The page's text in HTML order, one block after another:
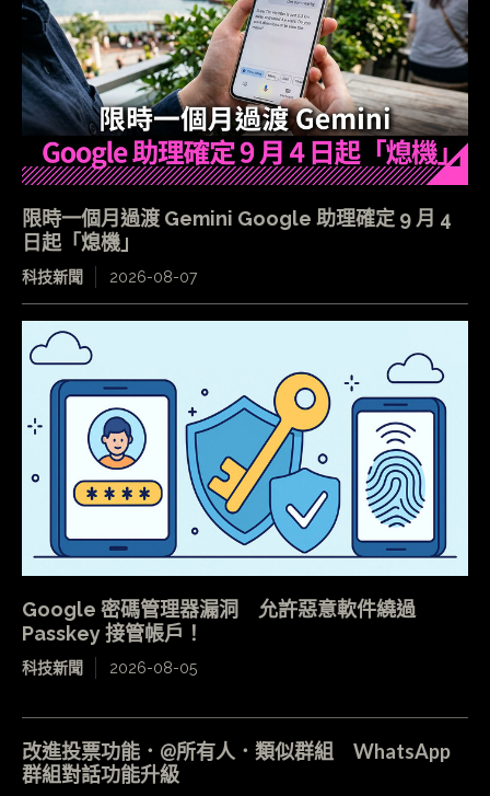
限時一個月過渡 Gemini Google 助理確定 9 月 4
日起「熄機」
科技新聞 2026-08-07
Google 密碼管理器漏洞 允許惡意軟件繞過
Passkey 接管帳戶！
科技新聞 2026-08-05
改進投票功能．@所有人．類似群組 WhatsApp
群組對話功能升級